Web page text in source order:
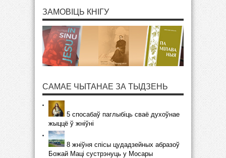
ЗАМОВІЦЬ КНІГУ
САМАЕ ЧЫТАНАЕ ЗА ТЫДЗЕНЬ
5 спосабаў паглыбіць сваё духоўнае
жыццё ў жніўні
8 жніўня спісы цудадзейных абразоў
Божай Маці сустрэнуць у Мосары